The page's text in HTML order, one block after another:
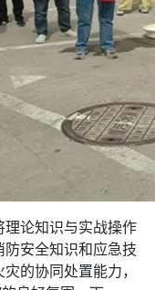
论知识与实战操作
安全知识和应急技
的协同处置能力，